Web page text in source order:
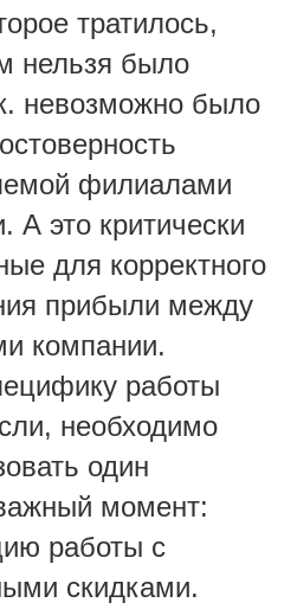
тратилось,
нельзя было
невозможно было
филиалами
А это критически
для корректного
прибыли между
компании.
работы
необходимо
один
момент:
работы с
скидками.